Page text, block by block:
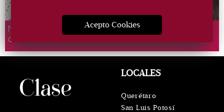
Meghan Markle cumple 45 años y lo celebra
con divertidas fotos en bañador
Acepto Cookies
LOCALES
Querétaro
San Luis Potosí